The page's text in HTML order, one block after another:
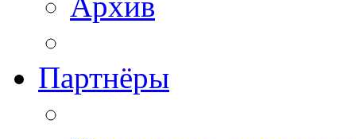
Партнёры